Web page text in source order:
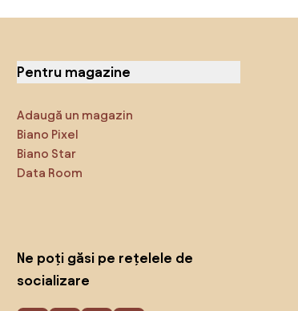
Pentru magazine
Adaugă un magazin
Biano Pixel
Biano Star
Data Room
Ne poți găsi pe rețelele de
socializare